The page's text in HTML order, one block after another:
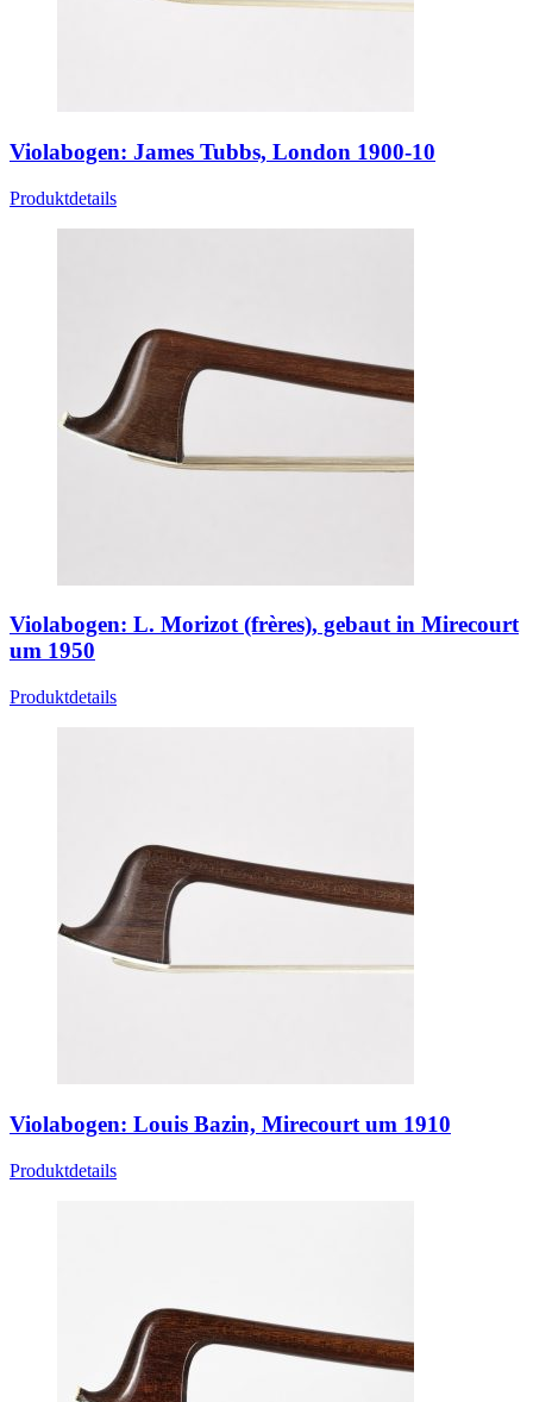
Violabogen: James Tubbs, London 1900-10
Produktdetails
Violabogen: L. Morizot (frères), gebaut in Mirecourt
um 1950
Produktdetails
Violabogen: Louis Bazin, Mirecourt um 1910
Produktdetails